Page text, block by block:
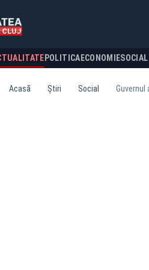
POLITICA ECONOMIESOCIAL
Acasă Știri Social Guvernul